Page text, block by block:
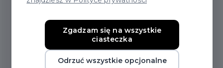
WOJSKOWA
170 mężczyznom i 11 kobietom z terenu miasta Pruszcza
Gdańskiego zostaną wysłane wezwania do stawienia się do
Zgadzam się na wszystkie
ciasteczka
Odrzuć wszystkie opcjonalne